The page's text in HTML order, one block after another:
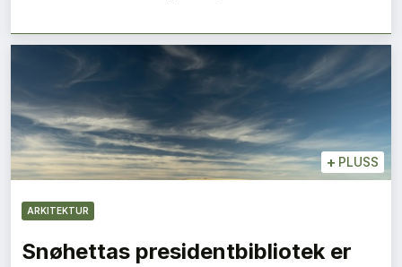
+ PLUSS
ARKITEKTUR
Snøhettas presidentbibliotek er